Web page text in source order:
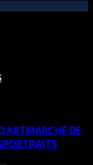
MARCHÉ DE
PORTRAITS